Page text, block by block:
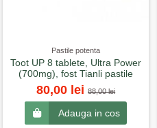
Pastile potenta
Toot UP 8 tablete, Ultra Power
(700mg), fost Tianli pastile
80,00 lei88,00 lei
Adauga in cos